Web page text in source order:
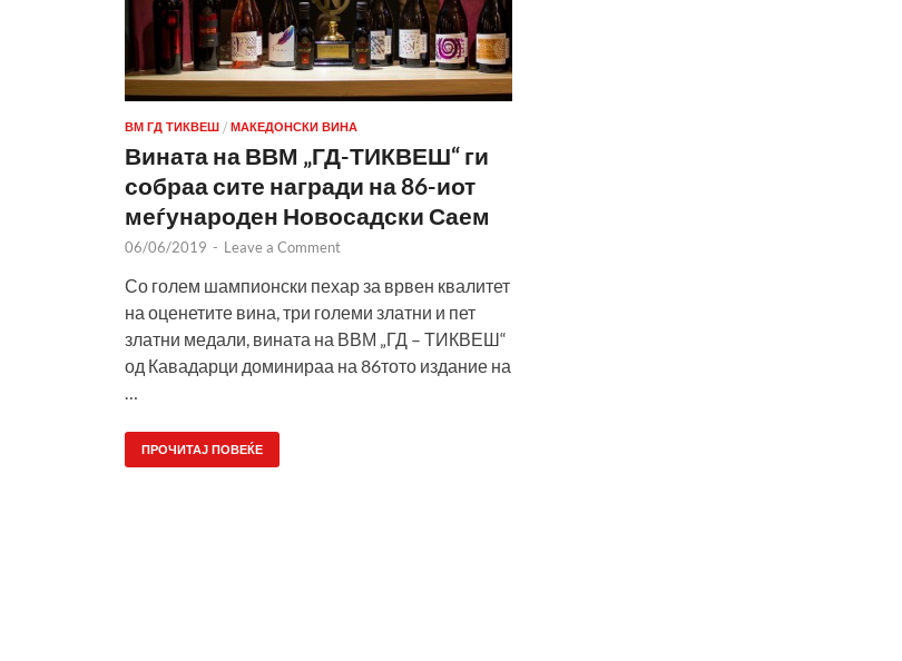
ВМ ГД ТИКВЕШ / МАКЕДОНСКИ ВИНА
Вината на ВВМ „ГД-ТИКВЕШ“ ги
собраа сите награди на 86-иот
меѓународен Новосадски Саем
06/06/2019 - Leave a Comment
Со голем шампионски пехар за врвен квалитет
на оценетите вина, три големи златни и пет
златни медали, вината на ВВМ „ГД – ТИКВЕШ“
од Кавадарци доминираа на 86тото издание на
ПРОЧИТАЈ ПОВЕЌЕ